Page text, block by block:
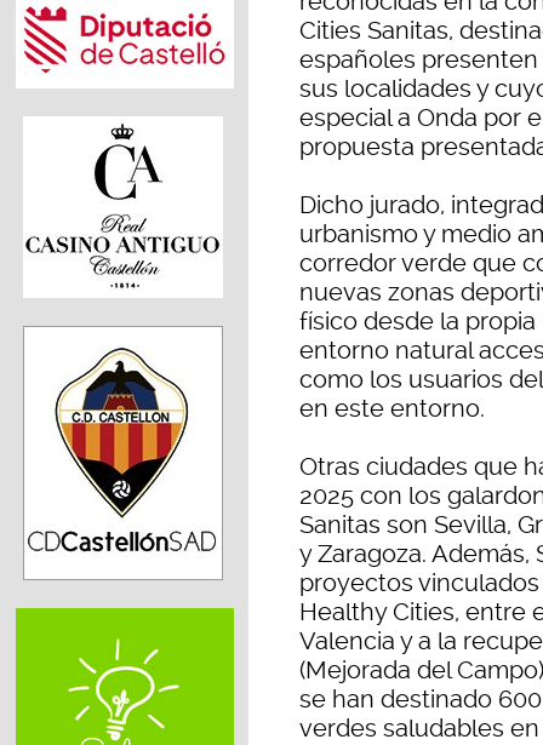
Cities Sanitas,
españoles
sus localidades y
especial a Onda por
propuesta
Dicho jurado,
urbanismo y medio
corredor verde que
nuevas zonas
físico desde la
entorno natural
como los usuarios
en este entorno.
Otras ciudades que
2025 con los
Sanitas son Sevilla,
y Zaragoza.
proyectos
Healthy Cities, entre
Valencia y a la
(Mejorada del
se han destinado
verdes saludables